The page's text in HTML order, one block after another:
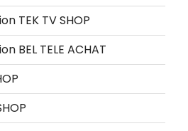
TEK TV SHOP
BEL TELE ACHAT